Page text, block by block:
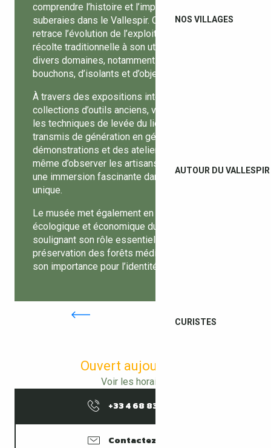
NOS VILLAGES
AUTOUR DU VALLESPIR
CURISTES
comprendre l’histoire et l’importance des
suberaies dans le Vallespir. Ce musée unique
retrace l’évolution de l’exploitation du liège, de la
récolte traditionnelle à son utilisation dans
divers domaines, notamment la fabrication de
bouchons, d’isolants et d’objets artisanaux.
À travers des expositions interactives et des
collections d’outils anciens, vous découvrirez
les techniques de levée du liège, un savoir-faire
transmis de génération en génération. Des
démonstrations et des ateliers permettent
même d’observer les artisans à l’œuvre, offrant
une immersion fascinante dans cet univers
unique.
Le musée met également en lumière l’impact
écologique et économique du chêne-liège,
soulignant son rôle essentiel dans la
préservation des forêts méditerranéennes et
son importance pour l’identité locale.
Ouvert aujourd'hui
Voir les horaires
+33 4 68 83 15
Contactez-nous